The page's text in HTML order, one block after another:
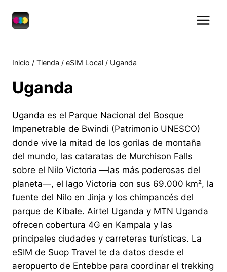
Inicio / Tienda / eSIM Local / Uganda
Uganda
Uganda es el Parque Nacional del Bosque
Impenetrable de Bwindi (Patrimonio UNESCO)
donde vive la mitad de los gorilas de montaña
del mundo, las cataratas de Murchison Falls
sobre el Nilo Victoria —las más poderosas del
planeta—, el lago Victoria con sus 69.000 km², la
fuente del Nilo en Jinja y los chimpancés del
parque de Kibale. Airtel Uganda y MTN Uganda
ofrecen cobertura 4G en Kampala y las
principales ciudades y carreteras turísticas. La
eSIM de Suop Travel te da datos desde el
aeropuerto de Entebbe para coordinar el trekking